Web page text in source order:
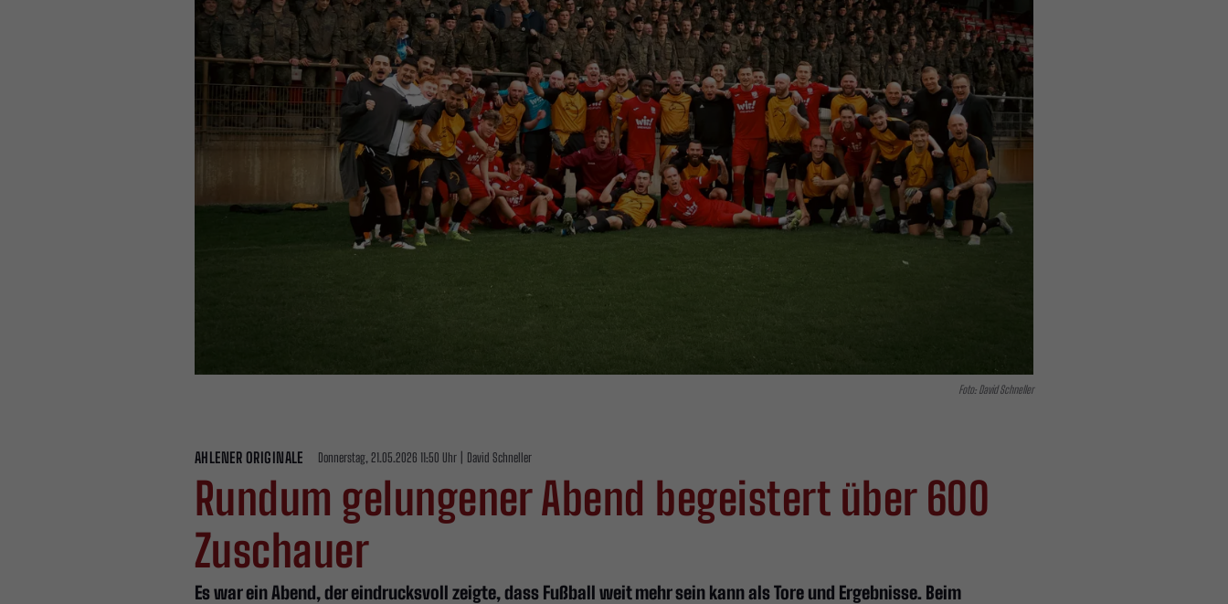
Foto: David Schneller
AHLENER ORIGINALE Donnerstag, 21.05.2026 11:50 Uhr David Schneller
Rundum gelungener Abend begeistert über 600
Zuschauer
Es war ein Abend, der eindrucksvoll zeigte, dass Fußball weit mehr sein kann als Tore und Ergebnisse. Beim